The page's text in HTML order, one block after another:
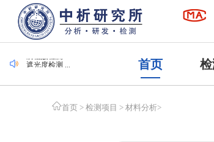
毛刷检测 ...
集装袋检测 ...
遮光度检测 ...
首页 检
首页 > 检测项目 > 材料分析>